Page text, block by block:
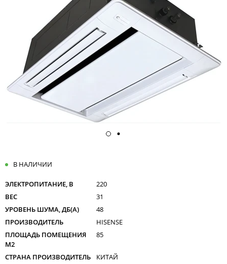
В НАЛИЧИИ
ЭЛЕКТРОПИТАНИЕ, В
220
ВЕС
31
УРОВЕНЬ ШУМА, ДБ(А)
48
ПРОИЗВОДИТЕЛЬ
HISENSE
ПЛОЩАДЬ ПОМЕЩЕНИЯ
М2
85
СТРАНА ПРОИЗВОДИТЕЛЬ
КИТАЙ